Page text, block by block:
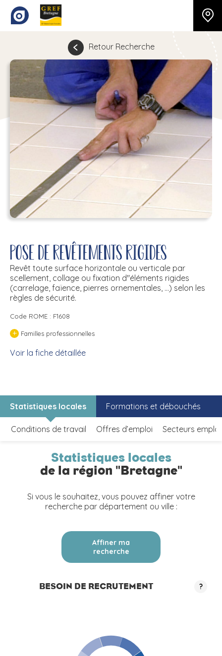
Retour Recherche
Pose de revêtements rigides
Revêt toute surface horizontale ou verticale par
scellement, collage ou fixation d''éléments rigides
(carrelage, faïence, pierres ornementales, ...) selon les
règles de sécurité.
Code ROME : F1608
+ Familles professionnelles
Voir la fiche détaillée
Statistiques locales Formations et débouchés
Conditions de travail Offres d’emploi Secteurs
Statistiques locales
de la région "Bretagne"
Si vous le souhaitez, vous pouvez affiner votre
recherche par département ou ville :
Affiner ma
recherche
BESOIN DE RECRUTEMENT ?